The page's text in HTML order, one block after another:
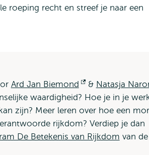
roeping recht en streef je naar een
Ard Jan Biemond
Opent
extern
& Natasja
waardigheid? Hoe je in je
zijn? Meer leren over hoe een
rijkdom? Verdiep je dan
De Betekenis van Rijkdom van de